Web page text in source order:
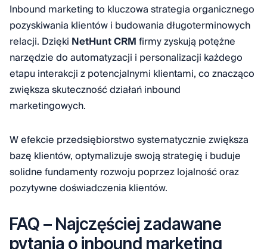
Inbound marketing to kluczowa strategia organicznego
pozyskiwania klientów i budowania długoterminowych
relacji. Dzięki NetHunt CRMfirmy zyskują potężne
narzędzie do automatyzacji i personalizacji każdego
etapu interakcji z potencjalnymi klientami, co znacząco
zwiększa skuteczność działań inbound
marketingowych.
W efekcie przedsiębiorstwo systematycznie zwiększa
bazę klientów, optymalizuje swoją strategię i buduje
solidne fundamenty rozwoju poprzez lojalność oraz
pozytywne doświadczenia klientów.
FAQ – Najczęściej zadawane
pytania o inbound marketing